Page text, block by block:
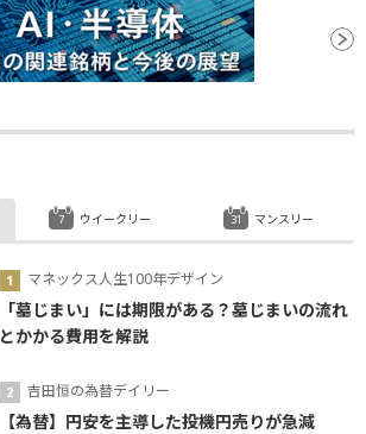
マネックス人生100年デザイン
「墓じまい」には期限がある？墓じまいの流れ
とかかる費用を解説
吉田恒の為替デイリー
【為替】円安を主導した投機円売りが急減
ウイークリー マンスリー